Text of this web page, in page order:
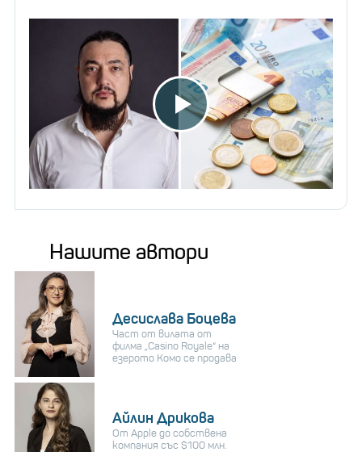
Нашите автори
Десислава Боцева
Част от вилата от
филма „Casino Royale“ на
езерото Комо се продава
Айлин Дрикова
От Apple до собствена
компания със $100 млн.